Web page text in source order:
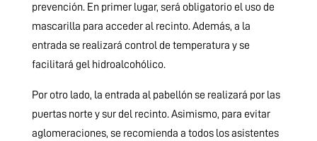
prevención. En primer lugar, será obligatorio el uso de
mascarilla para acceder al recinto. Además, a la
entrada se realizará control de temperatura y se
facilitará gel hidroalcohólico.
Por otro lado, la entrada al pabellón se realizará por las
puertas norte y sur del recinto. Asimismo, para evitar
aglomeraciones, se recomienda a todos los asistentes